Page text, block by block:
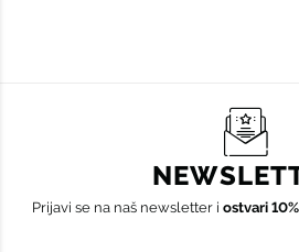
Prijavi se na naš newsletter i ostvari